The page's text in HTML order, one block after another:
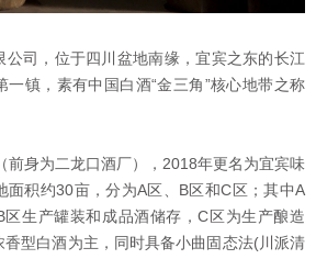
公司，位于四川盆地南缘，宜宾之东的长江
一镇，素有中国白酒“金三角”核心地带之称
前身为二龙口酒厂），2018年更名为宜宾味
面积约30亩，分为A区、B区和C区；其中A
生产罐装和成品酒储存，C区为生产酿造
香型白酒为主，同时具备小曲固态法(川派清